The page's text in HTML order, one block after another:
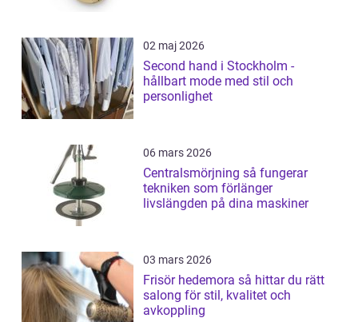
02 maj 2026
Second hand i Stockholm -
hållbart mode med stil och
personlighet
06 mars 2026
Centralsmörjning så fungerar
tekniken som förlänger
livslängden på dina maskiner
03 mars 2026
Frisör hedemora så hittar du rätt
salong för stil, kvalitet och
avkoppling